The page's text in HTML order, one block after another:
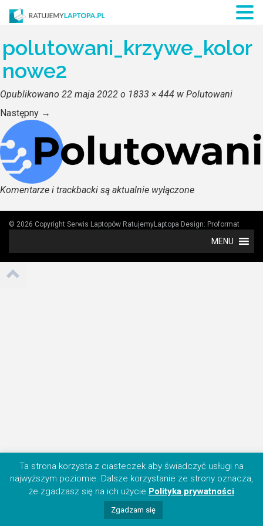
polutowani_krzywe_kolor
nowe2
Opublikowano 22 maja 2022 o 1833 × 444 w Polutowani
Następny →
Komentarze i trackbacki są aktualnie wyłączone
© 2026 Copyright Serwis Laptopów RatujemyLaptopa Design: Proformat
MENU
Ta strona korzysta z ciasteczek aby świadczyć usługi na
najwyższym poziomie. Dalsze korzystanie ze strony oznacza,
że zgadzasz się na ich użycie.Polityka prywatności
Zgadzam się